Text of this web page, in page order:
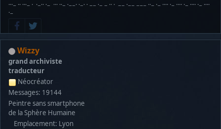
···− ·· ···− · ·−·· ·− ··· ··− ·−−· ·−· · −− ·− − ·· · −− ·−− −−− ··− ·− ···· ·− ···· ·− ···· ·− ····
·−
Wizzy
grand archiviste
traducteur
Néocréator
Messages: 19144
Peintre sans smartphone
de la Sphère Humaine
Emplacement: Lyon